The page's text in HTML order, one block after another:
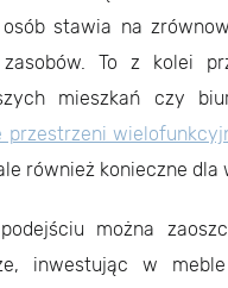
stawia na
zasobów. To z kolei
mieszkań czy
przestrzeni
również konieczne dla
można
inwestując w